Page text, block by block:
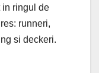
in ringul de
runneri,
si deckeri.